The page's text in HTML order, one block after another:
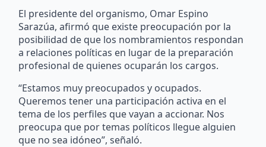
El presidente del organismo, Omar Espino
Sarazúa, afirmó que existe preocupación por la
posibilidad de que los nombramientos respondan
a relaciones políticas en lugar de la preparación
profesional de quienes ocuparán los cargos.
“Estamos muy preocupados y ocupados.
Queremos tener una participación activa en el
tema de los perfiles que vayan a accionar. Nos
preocupa que por temas políticos llegue alguien
que no sea idóneo”, señaló.